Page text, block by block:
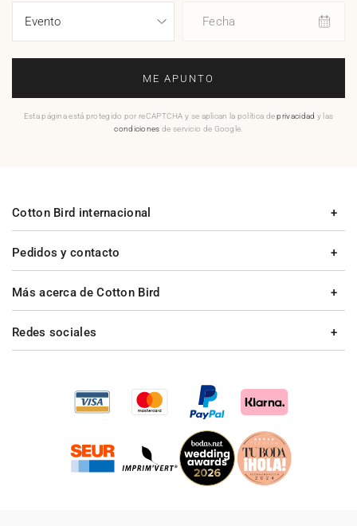
Fecha
ME APUNTO
Esta página está protegido por reCAPTCHA y se aplican la política deprivacidad y las
condiciones de servicio de Google.
Pedidos y contacto
Más acerca de Cotton Bird
Cotton Bird internacional
Redes sociales